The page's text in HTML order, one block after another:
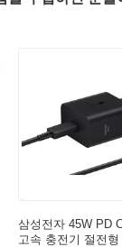
삼성전자 45W PD
고속 충전기 절전